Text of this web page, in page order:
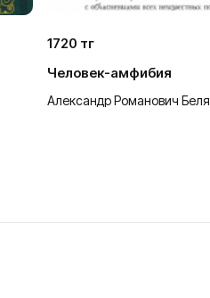
1720 тг
Человек-амфибия
Александр Романович